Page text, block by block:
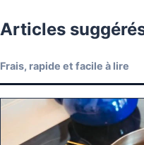
Articles
Frais, rapide et facile à lire